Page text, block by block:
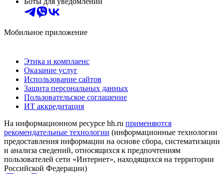
Мобильное приложение
Этика и комплаенс
Оказание услуг
Использование сайтов
Защита персональных данных
Пользовательское соглашение
ИТ аккредитация
На информационном ресурсе hh.ru применяются
рекомендательные технологии (информационные технологии
предоставления информации на основе сбора, систематизации
и анализа сведений, относящихся к предпочтениям
пользователей сети «Интернет», находящихся на территории
Российской Федерации)